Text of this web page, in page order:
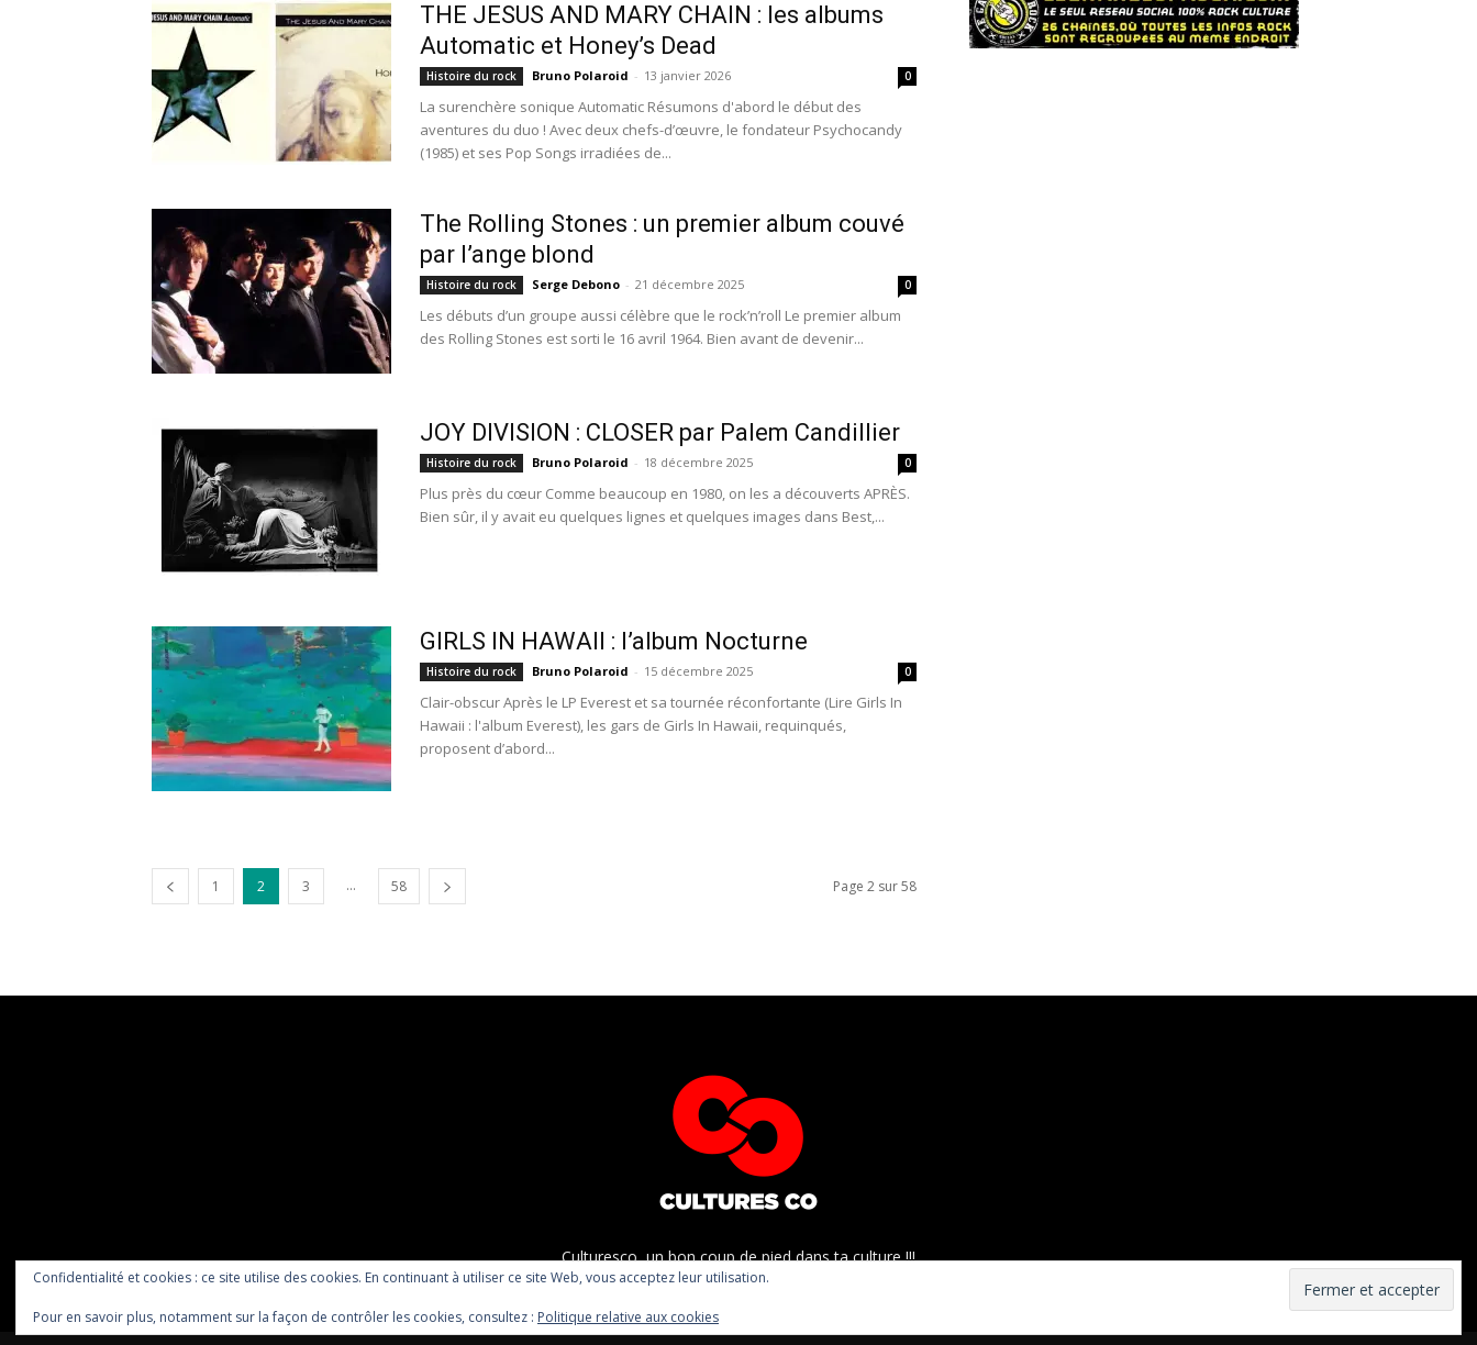
THE JESUS AND MARY CHAIN : les albums
Automatic et Honey’s Dead
Histoire du rock Bruno Polaroid - 13 janvier 2026 0
La surenchère sonique Automatic Résumons d'abord le début des
aventures du duo ! Avec deux chefs-d’œuvre, le fondateur Psychocandy
(1985) et ses Pop Songs irradiées de...
The Rolling Stones : un premier album couvé
par l’ange blond
Histoire du rock Serge Debono - 21 décembre 2025 0
Les débuts d’un groupe aussi célèbre que le rock’n’roll Le premier album
des Rolling Stones est sorti le 16 avril 1964. Bien avant de devenir...
JOY DIVISION : CLOSER par Palem Candillier
Histoire du rock Bruno Polaroid - 18 décembre 2025 0
Plus près du cœur Comme beaucoup en 1980, on les a découverts APRÈS.
Bien sûr, il y avait eu quelques lignes et quelques images dans Best,...
GIRLS IN HAWAII : l’album Nocturne
Histoire du rock Bruno Polaroid - 15 décembre 2025 0
Clair-obscur Après le LP Everest et sa tournée réconfortante (Lire Girls In
Hawaii : l'album Everest), les gars de Girls In Hawaii, requinqués,
proposent d’abord...
1 2 3 ... 58 Page 2 sur 58
Culturesco, un bon coup de pied dans ta culture !!!
Confidentialité et cookies : ce site utilise des cookies. En continuant à utiliser ce site Web, vous acceptez leur utilisation.
Pour en savoir plus, notamment sur la façon de contrôler les cookies, consultez : Politique relative aux cookies